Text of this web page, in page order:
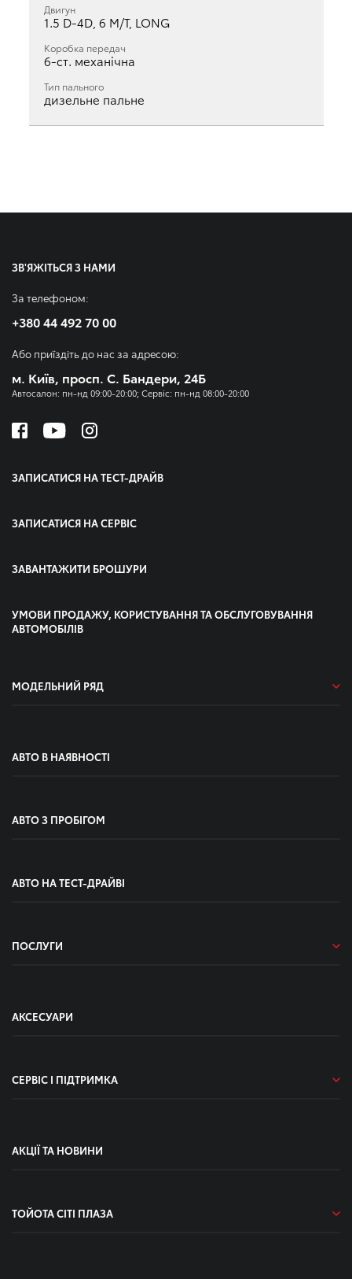
Двигун
1.5 D-4D, 6 M/T, LONG
Коробка передач
6-ст. механічна
Тип пального
дизельне пальне
ЗВ'ЯЖІТЬСЯ З НАМИ
За телефоном:
+380 44 492 70 00
Або приїздіть до нас за адресою:
м. Київ, просп. С. Бандери, 24Б
Автосалон: пн-нд 09:00-20:00; Сервіс: пн-нд 08:00-20:00
ЗАПИСАТИСЯ НА ТЕСТ-ДРАЙВ
ЗАПИСАТИСЯ НА СЕРВІС
ЗАВАНТАЖИТИ БРОШУРИ
УМОВИ ПРОДАЖУ, КОРИСТУВАННЯ ТА ОБСЛУГОВУВАННЯ
АВТОМОБІЛІВ
МОДЕЛЬНИЙ РЯД
АВТО В НАЯВНОСТІ
АВТО З ПРОБІГОМ
АВТО НА ТЕСТ-ДРАЙВІ
ПОСЛУГИ
АКСЕСУАРИ
СЕРВІС І ПІДТРИМКА
АКЦІЇ ТА НОВИНИ
ТОЙОТА СІТІ ПЛАЗА